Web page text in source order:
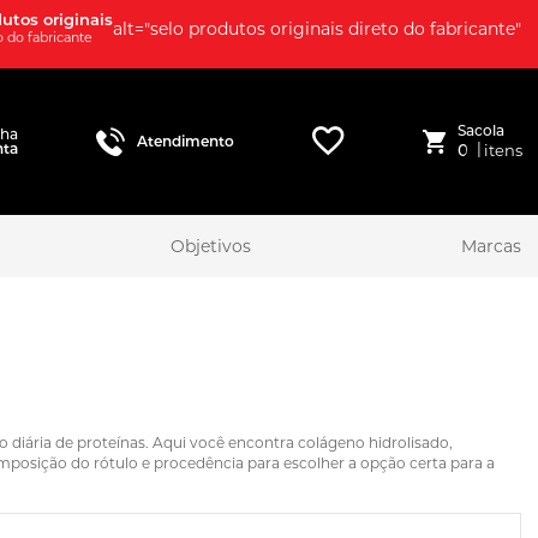
originais
do fabricante alt="selo produtos originais direto do fabricante"
Atendimento
Sacola
0 | itens
Objetivos Marcas
de proteínas. Aqui você encontra colágeno hidrolisado,
do rótulo e procedência para escolher a opção certa para a